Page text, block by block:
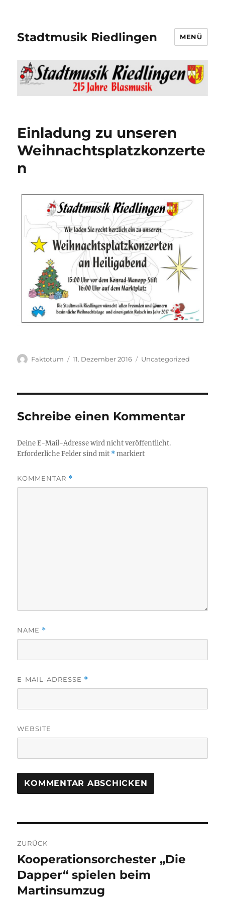
Stadtmusik Riedlingen MENÜ
Einladung zu unseren
Weihnachtsplatzkonzerte
n
Autor
Faktotum
Veröffentlicht
11. Dezember 2016 Kategorien
Uncategorized
Schreibe einen Kommentar
Deine E-Mail-Adresse wird nicht veröffentlicht.
Erforderliche Felder sind mit *markiert
KOMMENTAR *
NAME *
E-MAIL-ADRESSE *
WEBSITE
ZURÜCK
Vorheriger
Beitrag:
Kooperationsorchester „Die
Dapper“ spielen beim
Martinsumzug